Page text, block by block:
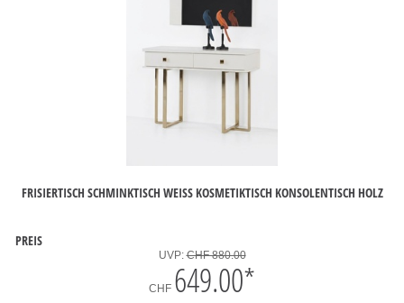
FRISIERTISCH SCHMINKTISCH WEISS KOSMETIKTISCH KONSOLENTISCH HOLZ
PREIS
UVP:CHF 880.00
CHF 649.00*